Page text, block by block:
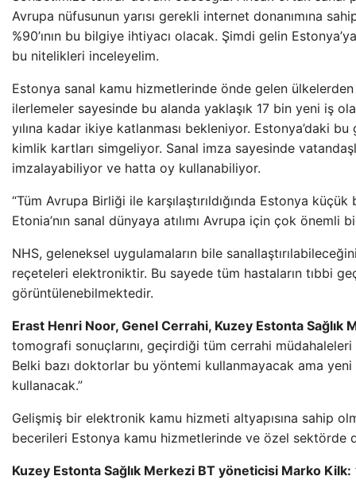
Avrupa nüfusunun yarısı gerekli internet donanımına
%90’ının bu bilgiye ihtiyacı olacak. Şimdi gelin
bu nitelikleri inceleyelim.
Estonya sanal kamu hizmetlerinde önde gelen ülkelerden
ilerlemeler sayesinde bu alanda yaklaşık 17 bin yeni iş
yılına kadar ikiye katlanması bekleniyor. Estonya’daki
kimlik kartları simgeliyor. Sanal imza sayesinde
imzalayabiliyor ve hatta oy kullanabiliyor.
“Tüm Avrupa Birliği ile karşılaştırıldığında Estonya küçük
Etonia’nın sanal dünyaya atılımı Avrupa için çok önemli
NHS, geleneksel uygulamaların bile
reçeteleri elektroniktir. Bu sayede tüm hastaların tıbbi
görüntülenebilmektedir.
Erast Henri Noor, Genel Cerrahi, Kuzey Estonta Sağlık
tomografi sonuçlarını, geçirdiği tüm cerrahi
Belki bazı doktorlar bu yöntemi kullanmayacak ama
kullanacak.”
Gelişmiş bir elektronik kamu hizmeti altyapısına sahip
becerileri Estonya kamu hizmetlerinde ve özel sektörde
Kuzey Estonta Sağlık Merkezi BT yöneticisi Marko Kilk: